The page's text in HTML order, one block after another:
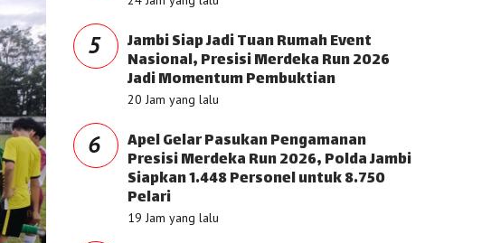
5 Jambi Siap Jadi Tuan Rumah Event
Nasional, Presisi Merdeka Run 2026
Jadi Momentum Pembuktian
20 Jam yang lalu
6 Apel Gelar Pasukan Pengamanan
Presisi Merdeka Run 2026, Polda Jambi
Siapkan 1.448 Personel untuk 8.750
Pelari
19 Jam yang lalu